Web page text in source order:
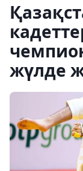
жүлде